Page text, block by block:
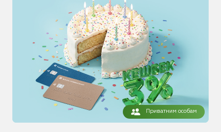
Приватним особам